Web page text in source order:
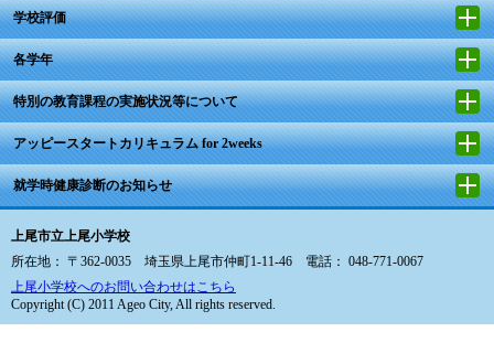
学校評価
各学年
特別の教育課程の実施状況等について
アッピースタートカリキュラム for 2weeks
就学時健康診断のお知らせ
上尾市立上尾小学校
所在地： 〒362-0035 埼玉県上尾市仲町1-11-46 電話： 048-771-0067
上尾小学校へのお問い合わせはこちら
Copyright (C) 2011 Ageo City, All rights reserved.